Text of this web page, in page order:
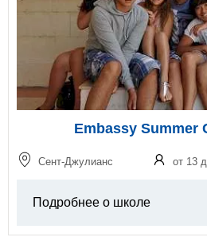
Embassy Summer
Сент-Джулианс от 13
Подробнее о школе